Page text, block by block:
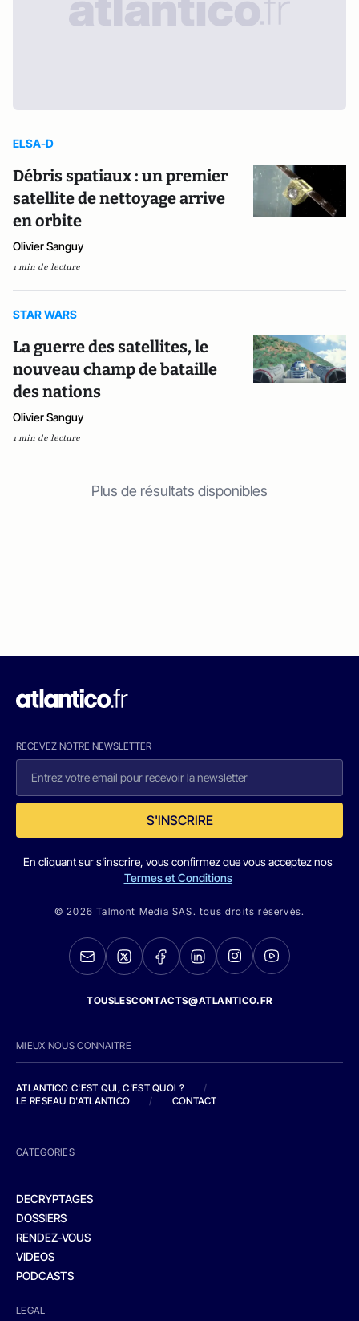
ELSA-D
Débris spatiaux : un premier
satellite de nettoyage arrive
en orbite
Olivier Sanguy
1 min de lecture
STAR WARS
La guerre des satellites, le
nouveau champ de bataille
des nations
Olivier Sanguy
1 min de lecture
Plus de résultats disponibles
RECEVEZ NOTRE NEWSLETTER
S'INSCRIRE
En cliquant sur s'inscrire, vous confirmez que vous acceptez nos
Termes et Conditions
© 2026 Talmont Media SAS. tous droits réservés.
TOUSLESCONTACTS@ATLANTICO.FR
MIEUX NOUS CONNAITRE
ATLANTICO C'EST QUI, C'EST QUOI ?
/
LE RESEAU D'ATLANTICO
/ CONTACT
CATEGORIES
DECRYPTAGES
DOSSIERS
RENDEZ-VOUS
VIDEOS
PODCASTS
LEGAL